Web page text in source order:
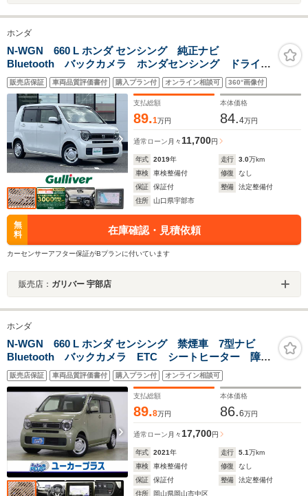
ホンダ
N-WGN 660 L ホンダ センシング 純正ナビ
Bluetooth バックカメラ ホンダセンシング ドライブ
レコーダー ETC プッシュスタート クルーズコント
ロール レーンキープアシスト バックソナー LEDヘ
ッドライト スマートキー
販売店保証 車両品質評価書付 購入プラン付 オンライン相談可 360°画像付
支払総額
89.1万円
本体価格
84.4万円
通常ローン 月々11,700円
年式 2019年 走行 3.0万km
車検
車検整備付 修復
なし
保証
保証付 整備
法定整備付
住所
山口県宇部市
無
料
在庫確認・見積依頼
カーセンサーアフター保証がBプランに付いています
販売店： ガリバー 宇部店
ホンダ
N-WGN 660 L ホンダ センシング 禁煙車 7型ナビ
Bluetooth バックカメラ ETC シートヒーター 障害
物センサー レーダークルーズ LEDヘッドライト 前
後ドラレコ スマートキー ブレーキホールド
販売店保証 車両品質評価書付 購入プラン付 オンライン相談可
支払総額
89.8万円
本体価格
86.6万円
通常ローン 月々17,700円
年式 2021年 走行 5.1万km
車検
車検整備付 修復
なし
保証
保証付 整備
法定整備付
住所
岡山県岡山市中区